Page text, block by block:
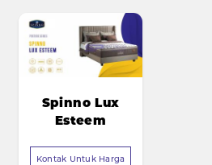
Spinno Lux
Esteem
Kontak Untuk Harga